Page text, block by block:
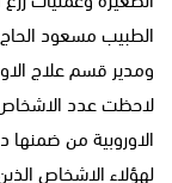
الطبيب مسعود
ومدير قسم علاج
لاحظت عدد الاشخاص
الاوروبية من ضمنها
لهؤلاء الاشخاص